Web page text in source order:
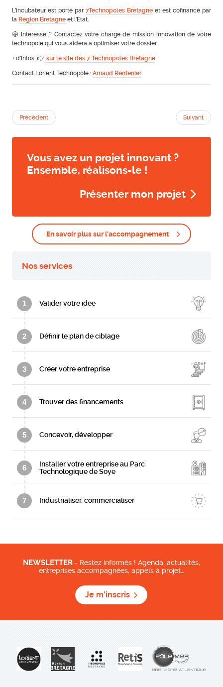
L’incubateur est porté par 7Technopoles Bretagne et est cofinancé par
la Région Bretagneet l’État.
🤩 Intéressé ? Contactez votre chargé de mission innovation de votre
technopole qui vous aidera à optimiser votre dossier.
+ d’infos 👉 sur le site des 7 Technopoles Bretagne
Contact Lorient Technopole : Arnaud Rentenier
Précédent Suivant
Vous avez un projet innovant ?
Ensemble, réalisons-le !
Présenter mon projet
En savoir plus sur l'accompagnement
Nos services
1 Valider votre idée
2 Définir le plan de ciblage
3 Créer votre entreprise
4 Trouver des financements
5 Concevoir, développer
6
Installer votre entreprise au Parc
Technologique de Soye
7 Industrialiser, commercialiser
NEWSLETTER - Restez informés ! Agenda, actualités,
entreprises accompagnées, appels à projet…
Je m'inscris